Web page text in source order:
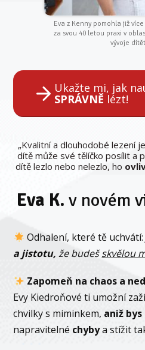
Eva z Kenny pomohla již
za svou 40 letou praxi v
vývoje
Ukažte mi, jak
SPRÁVNĚ lézt!
„Kvalitní a dlouhodobé lezení
dítě může své tělíčko posílit a
dítě lezlo nebo nelezlo, ho
Eva K. v novém
Odhalení, které tě uchvátí:
a jistotu, že budešskvělou
Zapomeň na chaos a
Evy Kiedroňové ti umožní
chvilky s miminkem, aniž
napravitelné chybya stížit